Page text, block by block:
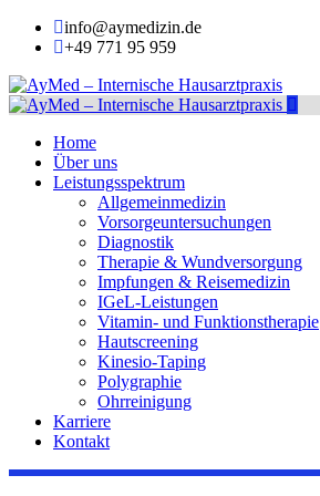
info@aymedizin.de
+49 771 95 959
Home
Über uns
Leistungsspektrum
Allgemeinmedizin
Vorsorgeuntersuchungen
Diagnostik
Therapie & Wundversorgung
Impfungen & Reisemedizin
IGeL-Leistungen
Vitamin- und Funktionstherapie
Hautscreening
Kinesio-Taping
Polygraphie
Ohrreinigung
Karriere
Kontakt